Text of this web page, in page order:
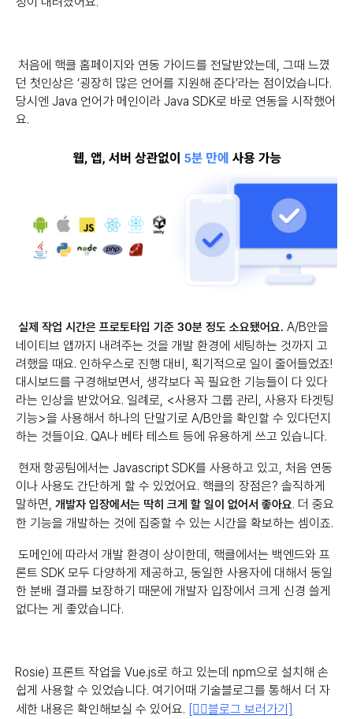
처음에 핵클 홈페이지와 연동 가이드를 전달받았는데, 그때 느꼈
던 첫인상은 ‘굉장히 많은 언어를 지원해 준다’라는 점이었습니다.
당시엔 Java 언어가 메인이라 Java SDK로 바로 연동을 시작했어
요.
실제 작업 시간은 프로토타입 기준 30분 정도 소요됐어요. A/B안을
네이티브 앱까지 내려주는 것을 개발 환경에 세팅하는 것까지 고
려했을 때요. 인하우스로 진행 대비, 획기적으로 일이 줄어들었죠!
대시보드를 구경해보면서, 생각보다 꼭 필요한 기능들이 다 있다
라는 인상을 받았어요. 일례로, <사용자 그룹 관리, 사용자 타겟팅
기능>을 사용해서 하나의 단말기로 A/B안을 확인할 수 있다던지
하는 것들이요. QA나 베타 테스트 등에 유용하게 쓰고 있습니다.
현재 항공팀에서는 Javascript SDK를 사용하고 있고, 처음 연동
이나 사용도 간단하게 할 수 있었어요. 핵클의 장점은? 솔직하게
말하면, 개발자 입장에서는 딱히 크게 할 일이 없어서 좋아요. 더 중요
한 기능을 개발하는 것에 집중할 수 있는 시간을 확보하는 셈이죠.
도메인에 따라서 개발 환경이 상이한데, 핵클에서는 백엔드와 프
론트 SDK 모두 다양하게 제공하고, 동일한 사용자에 대해서 동일
한 분배 결과를 보장하기 때문에 개발자 입장에서 크게 신경 쓸게
없다는 게 좋았습니다.
Rosie) 프론트 작업을 Vue.js로 하고 있는데 npm으로 설치해 손
쉽게 사용할 수 있었습니다. 여기어때 기술블로그를 통해서 더 자
세한 내용은 확인해보실 수 있어요.
[👉🏻블로그 보러가기]